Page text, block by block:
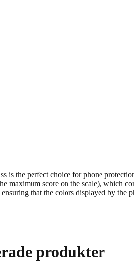
is the perfect choice for phone
maximum score on the scale), which
that the colors displayed by the
produkter